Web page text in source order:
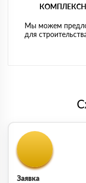
Мы можем
для
Заявка